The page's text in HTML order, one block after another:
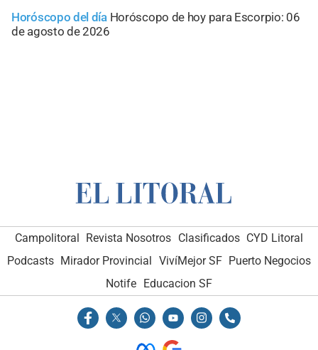
Horóscopo del día Horóscopo de hoy para Escorpio: 06
de agosto de 2026
Campolitoral Revista Nosotros Clasificados CYD Litoral
Podcasts Mirador Provincial VivíMejor SF Puerto Negocios
Notife Educacion SF